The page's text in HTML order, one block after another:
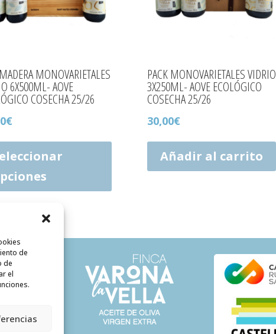
de
de
el
MONOVARIETALES
6X500ML- AOVE
COSECHA 25/26
€
variantes.
en
la
página
de
producto
PACK MONOVARIETALES VIDRIO
3X250ML- AOVE ECOLÓGICO
COSECHA 25/26
30,00€
Añadir al carrito